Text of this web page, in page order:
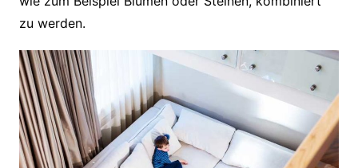
zu werden.